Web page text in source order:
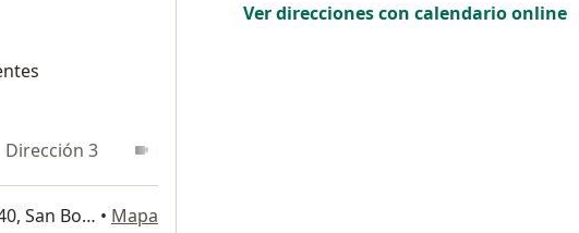
Dirección 3
Avenida Joseph Thompson, 140, San Borja • Mapa
Ver direcciones con calendario online